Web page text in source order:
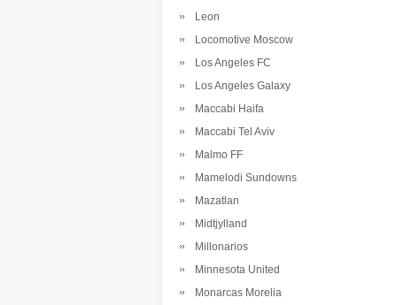
Leon
Locomotive Moscow
Los Angeles FC
Los Angeles Galaxy
Maccabi Haifa
Maccabi Tel Aviv
Malmo FF
Mamelodi Sundowns
Mazatlan
Midtjylland
Millonarios
Minnesota United
Monarcas Morelia